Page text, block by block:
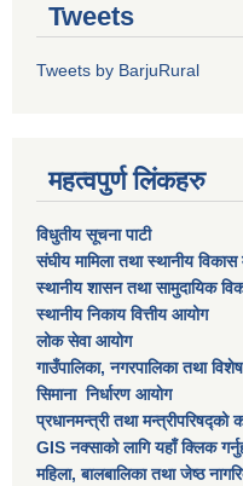
Tweets
Tweets by BarjuRural
महत्वपुर्ण लिंकहरु
विधुतीय सूचना पाटी
संघीय मामिला तथा स्थानीय
स्थानीय शासन तथा सामुदायिक
स्थानीय निकाय वित्तीय आयोग
लोक सेवा आयोग
गाउँपालिका, नगरपालिका तथा
सिमाना निर्धारण आयाेग
प्रधानमन्त्री तथा मन्त्रीपरिषद्को
GIS नक्साको लागि यहाँ क्लिक
महिला, बालबालिका तथा जेष्ठ